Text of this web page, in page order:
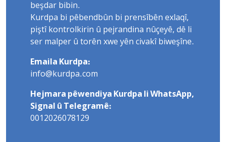
beşdar bibin.
Kurdpa bi pêbendbûn bi prensîbên exlaqî,
piştî kontrolkirin û pejrandina nûçeyê, dê li
ser malper û torên xwe yên civakî biweşîne.
Emaila Kurdpa:
info@kurdpa.com
Hejmara pêwendiya Kurdpa li WhatsApp,
Signal û Telegramê:
0012026078129